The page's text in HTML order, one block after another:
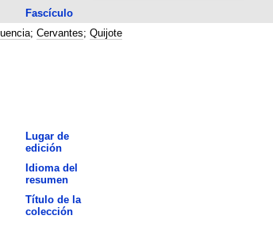
Fascículo
; Cervantes; Quijote
Lugar de
edición
Idioma del
resumen
Título de la
colección